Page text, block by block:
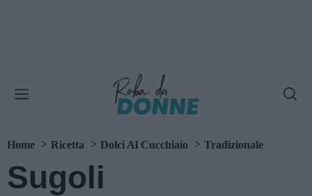
Home Ricetta Dolci Al Cucchiaio Tradizionale
Sugoli